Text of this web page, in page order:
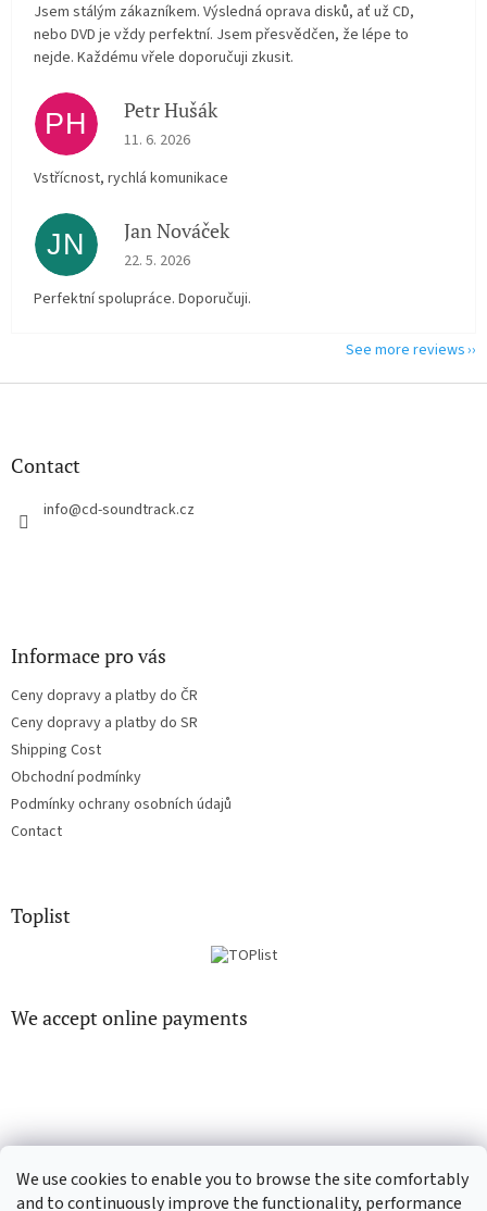
We use cookies to enable you to browse the site comfortably
and to continuously improve the functionality, performance
Jsem stálým zákazníkem. Výsledná oprava disků, ať už CD,
nebo DVD je vždy perfektní. Jsem přesvědčen, že lépe to
nejde. Každému vřele doporučuji zkusit.
PH Petr Hušák
The store rating is 5 out of 5 stars.
11. 6. 2026
Vstřícnost, rychlá komunikace
JN Jan Nováček
The store rating is 5 out of 5 stars.
22. 5. 2026
Perfektní spolupráce. Doporučuji.
See more reviews
F
Contact
info@cd-soundtrack.cz
Informace pro vás
Ceny dopravy a platby do ČR
Ceny dopravy a platby do SR
Shipping Cost
Obchodní podmínky
Podmínky ochrany osobních údajů
Contact
Toplist
We accept online payments